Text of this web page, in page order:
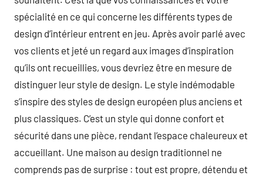
spécialité en ce qui concerne les différents types de
design d’intérieur entrent en jeu. Après avoir parlé avec
vos clients et jeté un regard aux images d’inspiration
qu’ils ont recueillies, vous devriez être en mesure de
distinguer leur style de design. Le style indémodable
s’inspire des styles de design européen plus anciens et
plus classiques. C’est un style qui donne confort et
sécurité dans une pièce, rendant l’espace chaleureux et
accueillant. Une maison au design traditionnel ne
comprends pas de surprise : tout est propre, détendu et